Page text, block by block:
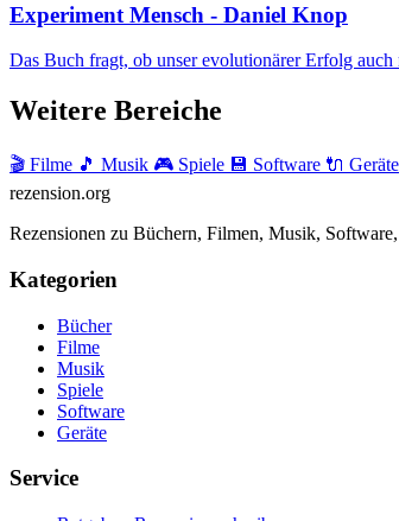
Experiment Mensch - Daniel Knop
Das Buch fragt, ob unser evolutionärer Erfolg
Weitere Bereiche
🎬 Filme 🎵 Musik 🎮 Spiele 💾 Software 🔌 Geräte
rezension.org
Rezensionen zu Büchern, Filmen, Musik,
Kategorien
Bücher
Filme
Musik
Spiele
Software
Geräte
Service